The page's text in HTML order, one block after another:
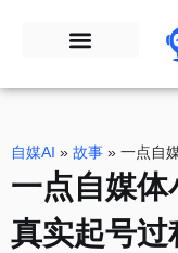
自媒AI » 故事 » 一点自
一点自媒
真实起号过